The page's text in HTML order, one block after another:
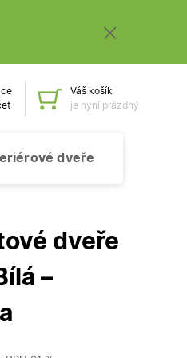
Obsah
Váš košík
je nyní prázdný
dveře
dveře
–